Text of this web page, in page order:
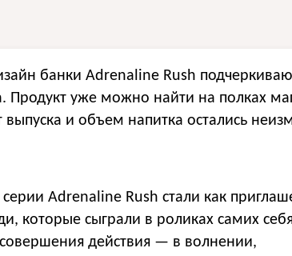
банки Adrenaline Rush
Продукт уже можно найти на полках
выпуска и объем напитка остались
Adrenaline Rush стали как
которые сыграли в роликах самих
совершения действия — в волнении,